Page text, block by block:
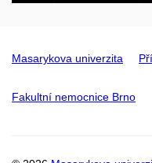
Masarykova univerzita
Fakultní nemocnice Brno